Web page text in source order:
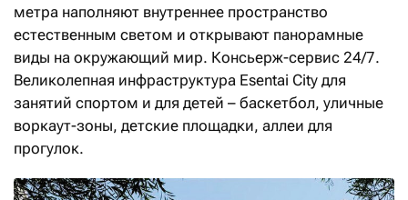
метра наполняют внутреннее пространство
естественным светом и открывают панорамные
виды на окружающий мир. Консьерж-сервис 24/7.
Великолепная инфраструктура Esentai City для
занятий спортом и для детей – баскетбол, уличные
воркаут-зоны, детские площадки, аллеи для
прогулок.